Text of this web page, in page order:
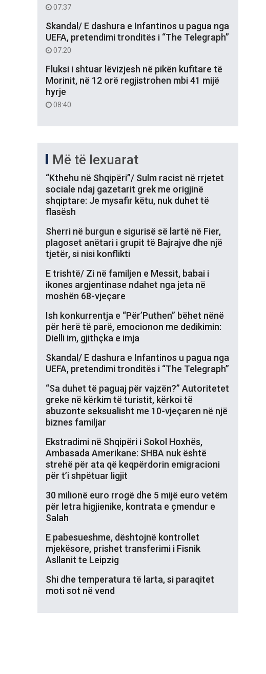
07:37
Skandal/ E dashura e Infantinos u pagua nga
UEFA, pretendimi tronditës i “The Telegraph”
07:20
Fluksi i shtuar lëvizjesh në pikën kufitare të
Morinit, në 12 orë regjistrohen mbi 41 mijë
hyrje
08:40
Më të lexuarat
“Kthehu në Shqipëri”/ Sulm racist në rrjetet
sociale ndaj gazetarit grek me origjinë
shqiptare: Je mysafir këtu, nuk duhet të
flasësh
Sherri në burgun e sigurisë së lartë në Fier,
plagoset anëtari i grupit të Bajrajve dhe një
tjetër, si nisi konflikti
E trishtë/ Zi në familjen e Messit, babai i
ikones argjentinase ndahet nga jeta në
moshën 68-vjeçare
Ish konkurrentja e “Për’Puthen” bëhet nënë
për herë të parë, emocionon me dedikimin:
Dielli im, gjithçka e imja
Skandal/ E dashura e Infantinos u pagua nga
UEFA, pretendimi tronditës i “The Telegraph”
“Sa duhet të paguaj për vajzën?” Autoritetet
greke në kërkim të turistit, kërkoi të
abuzonte seksualisht me 10-vjeçaren në një
biznes familjar
Ekstradimi në Shqipëri i Sokol Hoxhës,
Ambasada Amerikane: SHBA nuk është
strehë për ata që keqpërdorin emigracioni
për t’i shpëtuar ligjit
30 milionë euro rrogë dhe 5 mijë euro vetëm
për letra higjienike, kontrata e çmendur e
Salah
E pabesueshme, dështojnë kontrollet
mjekësore, prishet transferimi i Fisnik
Asllanit te Leipzig
Shi dhe temperatura të larta, si paraqitet
moti sot në vend